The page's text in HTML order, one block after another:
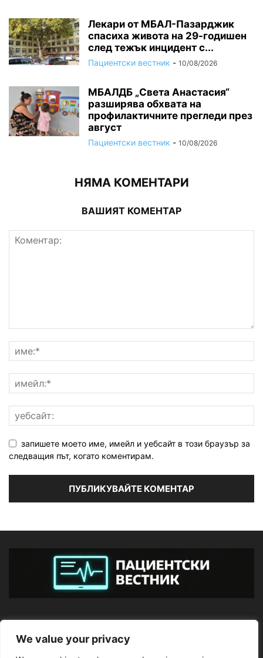
We value your privacy
Лекари от МБАЛ-Пазарджик
спасиха живота на 29-годишен
след тежък инцидент с...
Пациентски вестник - 10/08/2026
МБАЛДБ „Света Анастасия“
разширява обхвата на
профилактичните прегледи през
август
Пациентски вестник - 10/08/2026
НЯМА КОМЕНТАРИ
ВАШИЯТ КОМЕНТАР
запишете моето име, имейл и уебсайт в този браузър за
следващия път, когато коментирам.